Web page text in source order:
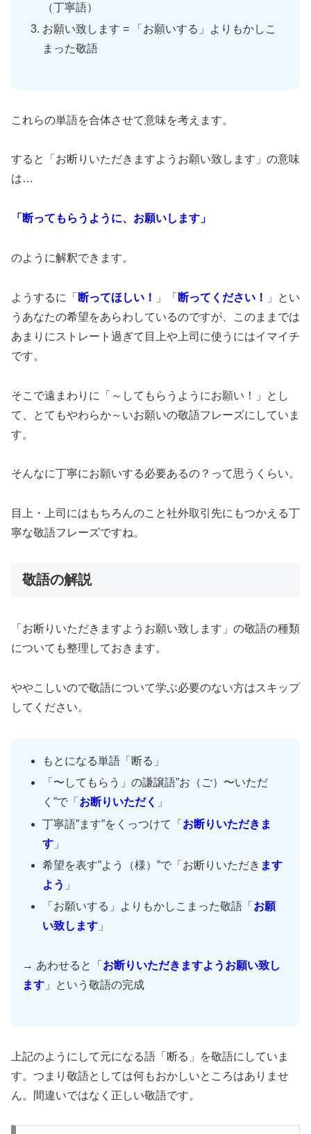
（丁寧語）
お願い致します = 「お願いする」よりもかしこ
まった敬語
これらの単語を合体させて意味を考えます。
すると「お断りいただきますようお願い致します」の意味
は…
「断ってもらうように、お願いします」
のように解釈できます。
ようするに「 断ってほしい！ 」「 断ってください！
」とい
うあなたの希望をあらわしているのですが、このままでは
あまりにストレート過ぎて目上や上司に使うにはイマイチ
です。
そこで遠まわりに「～してもらうようにお願い！」とし
て、とてもやわらか～いお願いの敬語フレーズにしていま
す。
そんなに丁寧にお願いする必要あるの？って思うくらい。
目上・上司にはもちろんのこと社外取引先にもつかえる丁
寧な敬語フレーズですね。
敬語の解説
「お断りいただきますようお願い致します」の敬語の種類
についても整理しておきます。
ややこしいので敬語について学ぶ必要のない方はスキップ
してください。
もとになる単語「断る」
「〜してもらう」の謙譲語”お（ご）〜いただ
く”で「 お断りいただく
」
丁寧語”ます”をくっつけて「 お断りいただきま
す 」
希望を表す”よう（様）”で「お断りいただき ます
よう 」
「お願いする」よりもかしこまった敬語「 お願
い致します 」
→ あわせると「 お断りいただきますようお願い致し
ます 」という敬語の完成
上記のようにして元になる語「断る」を敬語にしていま
す。つまり敬語としては何もおかしいところはありませ
ん。間違いではなく正しい敬語です。